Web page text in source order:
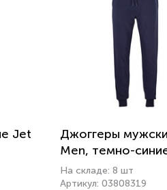
Jet
Джоггеры
Men, темно-
На складе: 8 шт
Артикул: 03808319